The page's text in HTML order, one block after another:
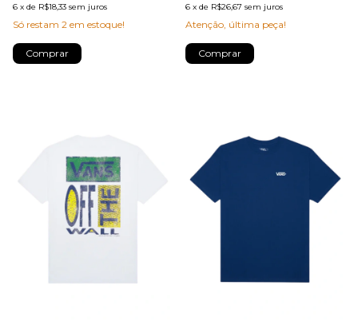
6 x de R$18,33 sem juros
Só restam 2 em estoque!
Comprar
6 x de R$26,67 sem juros
Atenção, última peça!
Comprar